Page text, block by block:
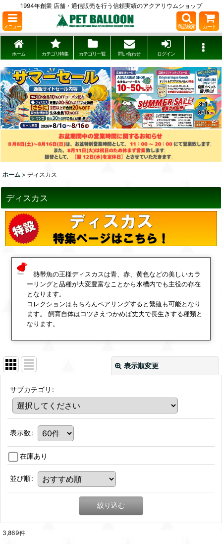
1994年創業 店舗・通信販売を行う信頼実績のアクアリウムショップ
メニュー 商品検索 カート
ホーム カテゴリ特集 カテゴリ一覧 問い合わせ ログイン
ホーム > ディスカス
ディスカス
熱帯魚の王様ディスカスは青、赤、黄色などの美しいカラ
ーリングと品種が大変豊富なことから水槽内でも主役の存在
となります。
コレクションはもちろんペアリングすると繁殖も可能となり
ます。 飼育自体はコツさえつかめば丈夫で長生きする種類と
なります。
表示順変更
サブカテゴリ :
表示数:
在庫あり
並び順:
絞り込む
3,869件